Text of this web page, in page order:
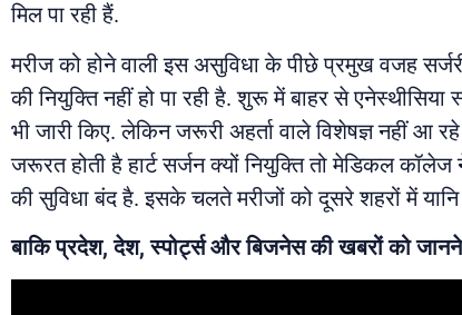
मिल पा रही हैं.
मरीज को होने वाली इस असुविधा के पीछे प्रमुख वजह
की नियुक्ति नहीं हो पा रही है. शुरू में बाहर से
भी जारी किए. लेकिन जरूरी अहर्ता वाले विशेषज्ञ नहीं आ
जरूरत होती है हार्ट सर्जन क्यों नियुक्ति तो मेडिकल
की सुविधा बंद है. इसके चलते मरीजों को दूसरे शहरों में यानि
बाकि प्रदेश, देश, स्पोर्ट्स और बिजनेस की खबरों को जानने